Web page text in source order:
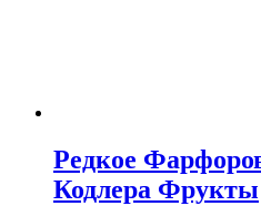
Редкое
Кодлера Фрукты